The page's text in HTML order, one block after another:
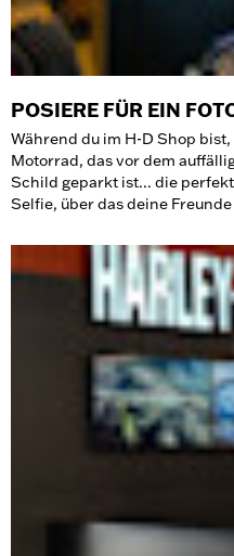
POSIERE FÜR EIN
Während du im H-D Shop
Motorrad, das vor dem
Schild geparkt ist... die
Selfie, über das deine